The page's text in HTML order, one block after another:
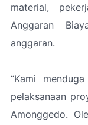
material,
Anggaran
anggaran.
“Kami
pelaksanaan
Amonggedo.